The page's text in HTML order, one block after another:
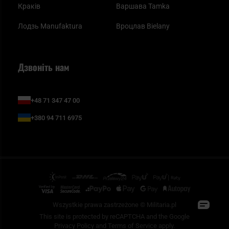
Краків
Лодзь Manufaktura
Варшава Tamka
Вроцлав Bielany
Дзвоніть нам
+48 71 347 47 00
+380 94 711 6975
Wszystkie prawa zastrzeżone © Militaria.pl
This site is protected by reCAPTCHA and the Google
Privacy Policy and Terms of Service apply.